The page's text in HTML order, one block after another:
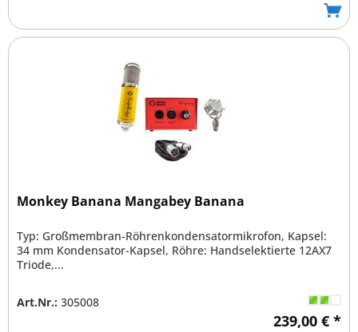
Monkey Banana Mangabey Banana
Typ: Großmembran-Röhrenkondensatormikrofon, Kapsel:
34 mm Kondensator-Kapsel, Röhre: Handselektierte 12AX7
Triode,...
Art.Nr.: 305008
239,00 € *